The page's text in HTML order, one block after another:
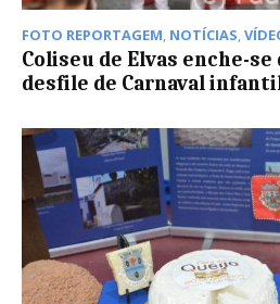
FOTO REPORTAGEM NOTÍCIAS
Coliseu de Elvas enche-
desfile de Carnaval